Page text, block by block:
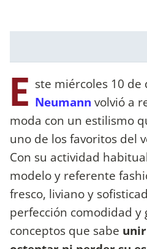
E ste miércoles 10 de
Neumann volvió a
moda con un estilismo
uno de los favoritos del
Con su actividad
modelo y referente
fresco, liviano y
perfección comodidad y
conceptos que sabe